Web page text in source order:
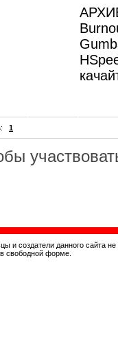
: 1
и создатели данного сайта
свободной форме.